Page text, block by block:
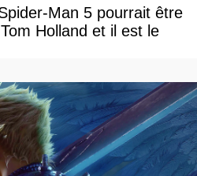
Man 5 pourrait être
Holland et il est le